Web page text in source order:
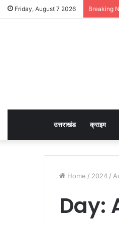
Friday, August 7 2026 Breaking
उत्तराखंड क्राइम
Home / 2024 /
Day: